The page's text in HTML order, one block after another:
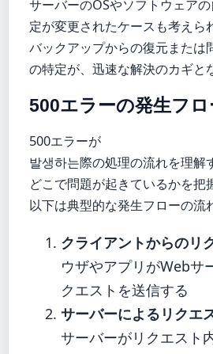
サーバーのOSやソフトウェア
定が変更されたケースも考えら
バックアップからの復元または
の特定が、迅速な解決のカギと
500エラーの発生フロ
500エラーが
발생하는際の処理の流れを理解
どこで問題が起きているかを把
以下は典型的な発生フローの流
クライアントからのリ
ウザやアプリがWebサ
クエストを送信する
サーバーによるリクエ
サーバーがリクエスト